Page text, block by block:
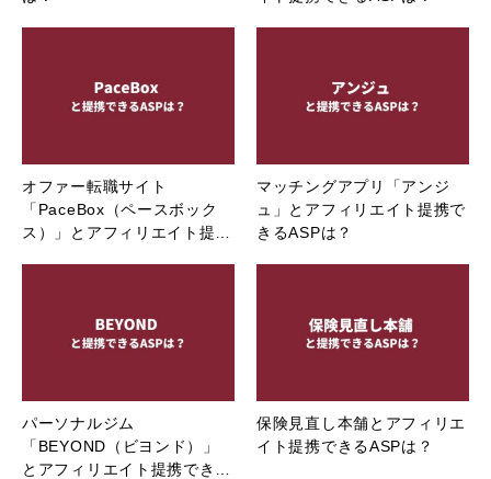
オファー転職サイト
「PaceBox（ペースボック
ス）」とアフィリエイト提…
マッチングアプリ「アンジ
ュ」とアフィリエイト提携で
きるASPは？
パーソナルジム
「BEYOND（ビヨンド）」
とアフィリエイト提携でき…
保険見直し本舗とアフィリエ
イト提携できるASPは？